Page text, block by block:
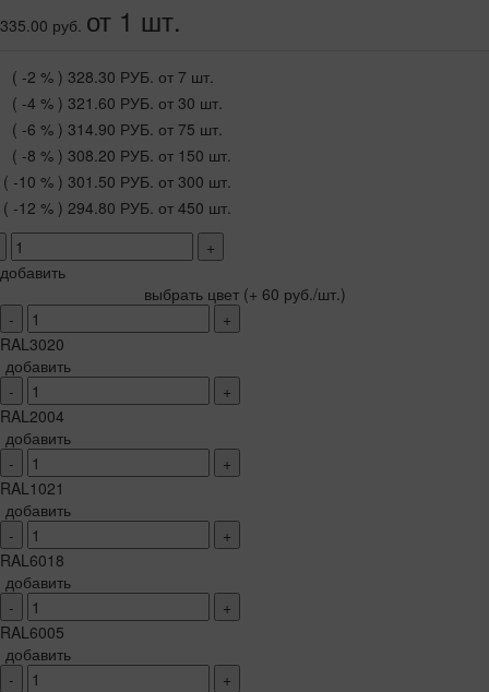
335.00 руб. от 1 шт.
( -2 % ) 328.30 РУБ. от 7 шт.
( -4 % ) 321.60 РУБ. от 30 шт.
( -6 % ) 314.90 РУБ. от 75 шт.
( -8 % ) 308.20 РУБ. от 150 шт.
( -10 % ) 301.50 РУБ. от 300 шт.
( -12 % ) 294.80 РУБ. от 450 шт.
+
добавить
выбрать цвет (+ 60 руб./шт.)
-
+
RAL3020
добавить
-
+
RAL2004
добавить
-
+
RAL1021
добавить
-
+
RAL6018
добавить
-
+
RAL6005
добавить
-
+